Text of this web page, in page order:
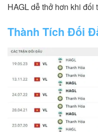
HAGL dễ thở hơn khi đối
Thành Tích Đối